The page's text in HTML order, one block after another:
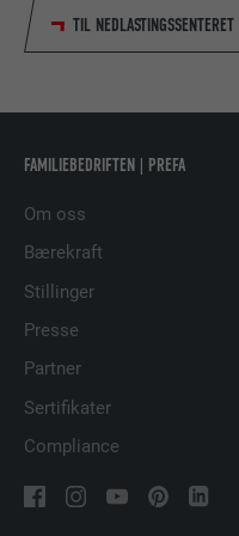
TIL NEDLASTINGSSENTERET
FAMILIEBEDRIFTEN | PREFA
Om oss
Bærekraft
Stillinger
Presse
Partner
Sertifikater
Compliance
TILBYDER Facebook
FORLØP 3 måneder
FORMÅL
Brukes
TILBYDER